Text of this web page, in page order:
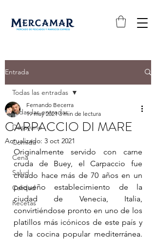
Entrada
Todas las entradas
Desayuno
Comida
Cena
Salud
Calidad
Recetas
Todas las entradas
CARPACCIO DI MARE
Fernando Becerra
19 may 2021 3 min de lectura
Actualizado: 3 oct 2021
Originalmente servido con carne
cruda de Buey, el Carpaccio fue
creado hace más de 70 años en un
pequeño establecimiento de la
ciudad de Venecia, Italia,
convirtiéndose pronto en uno de los
platillos más icónicos de este país y
de la cocina popular mediterránea.